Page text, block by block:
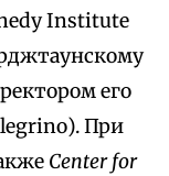
Institute
его
При
Center for